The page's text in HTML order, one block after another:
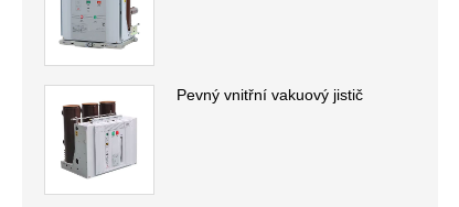
Pevný vnitřní vakuový jistič